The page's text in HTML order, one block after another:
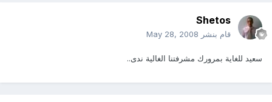
Shetos
قام بنشر May 28, 2008
سعيد للغاية بمرورك مشرفتنا الغالية ندى..